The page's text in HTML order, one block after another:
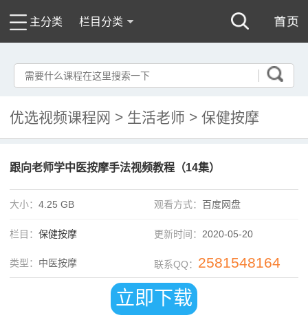
主分类 栏目分类
优选视频课程网 > 生活老师 > 保健按摩
跟向老师学中医按摩手法视频教程（14集）
大小： 4.25 GB 观看方式： 百度网盘
栏目： 保健按摩 更新时间： 2020-05-20
类型： 中医按摩 联系QQ： 2581548164
立即下载